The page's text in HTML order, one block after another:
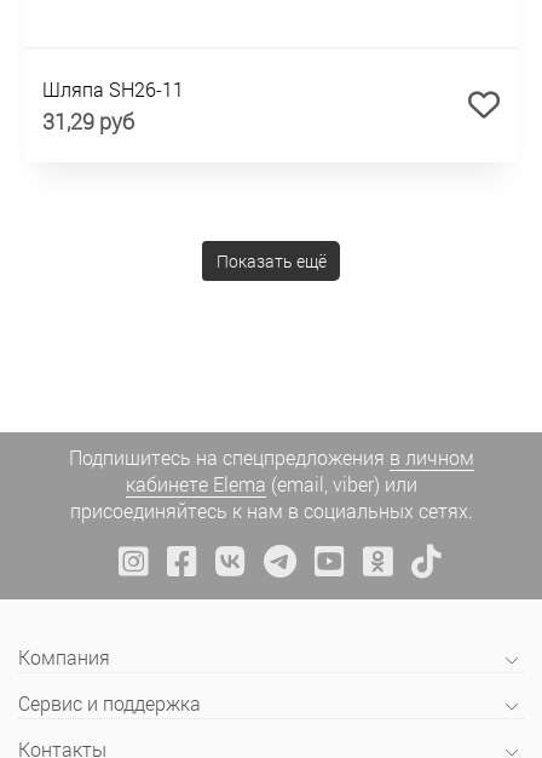
Шляпа SH26-11
31,29 руб
Показать ещё
Подпишитесь на спецпредложения в личном
кабинете Elema (email, viber) или
присоединяйтесь к нам в социальных сетях.
Компания
Сервис и поддержка
Контакты